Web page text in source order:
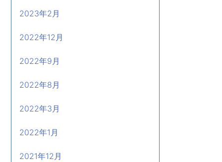
2023年2月
2022年12月
2022年9月
2022年8月
2022年3月
2022年1月
2021年12月